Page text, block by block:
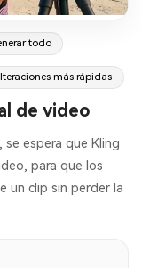
Iteraciones más rápidas
de video
espera que Kling
para que los
un clip sin perder la
todo